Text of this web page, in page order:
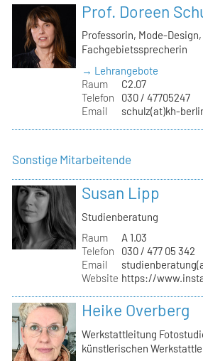
Prof. Doreen
Professorin, Mode-Design,
Fachgebietssprecherin
→ Lehrangebote
Raum
C2.07
Telefon
030 / 47705247
Email
schulz(at)kh-
Sonstige Mitarbeitende
Susan Lipp
Studienberatung
Raum
A 1.03
Telefon
030 / 477 05 342
Email
Website https://
Heike Overberg
Werkstattleitung
künstlerischen